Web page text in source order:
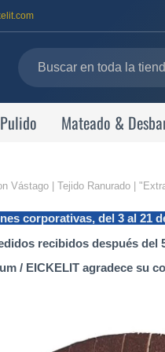
Mateado &
Vástago | Tejido Ranurado |
corporativas, del 3 al 21
recibidos después del
/ EICKELIT agradece su